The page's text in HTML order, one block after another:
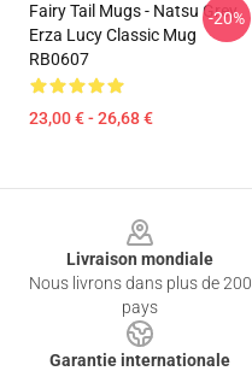
Fairy Tail Mugs - Natsu Grey
Erza Lucy Classic Mug
RB0607
23,00 € - 26,68 €
-20%
Livraison mondiale
Nous livrons dans plus de 200
pays
Garantie internationale